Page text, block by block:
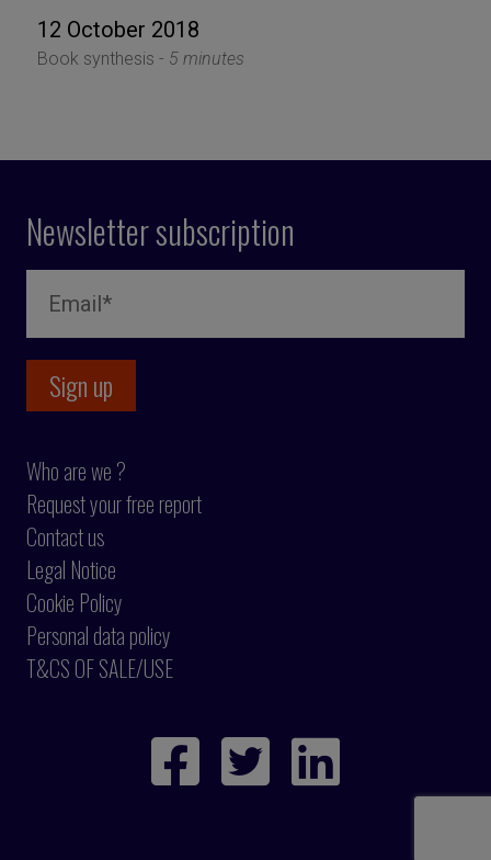
12 October 2018
Book synthesis - 5 minutes
Newsletter subscription
Who are we ?
Request your free report
Contact us
Legal Notice
Cookie Policy
Personal data policy
T&CS OF SALE/USE